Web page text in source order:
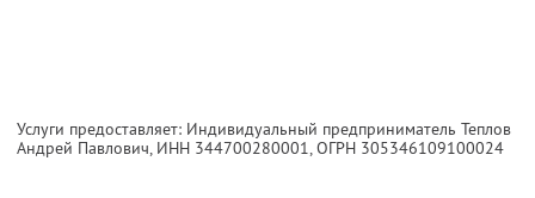
Услуги предоставляет: Индивидуальный предприниматель Теплов
Андрей Павлович, ИНН 344700280001, ОГРН 305346109100024